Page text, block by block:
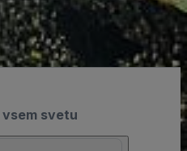
svetu